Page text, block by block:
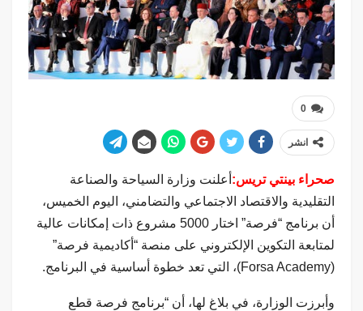
0
انشر
صحراء بينتي تريس: أعلنت وزارة السياحة والصناعة
التقليدية والاقتصاد الاجتماعي والتضامني، اليوم الخميس،
أن برنامج “فرصة” اختار 5000 مشروع ذات إمكانات عالية
لمتابعة التكوين الإلكتروني على منصة “أكاديمية فرصة”
(Forsa Academy)، التي تعد خطوة أساسية في البرنامج.
وأبرزت الوزارة، في بلاغ لها، أن “برنامج فرصة قطع